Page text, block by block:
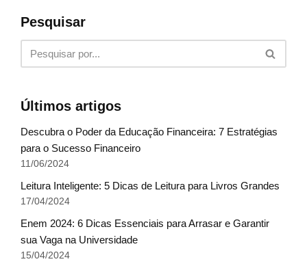
Pesquisar
Últimos artigos
Descubra o Poder da Educação Financeira: 7 Estratégias
para o Sucesso Financeiro
11/06/2024
Leitura Inteligente: 5 Dicas de Leitura para Livros Grandes
17/04/2024
Enem 2024: 6 Dicas Essenciais para Arrasar e Garantir
sua Vaga na Universidade
15/04/2024